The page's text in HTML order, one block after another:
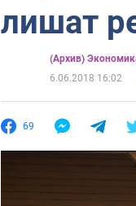
лишат
(Архив)
6.06.2018 16:02
69